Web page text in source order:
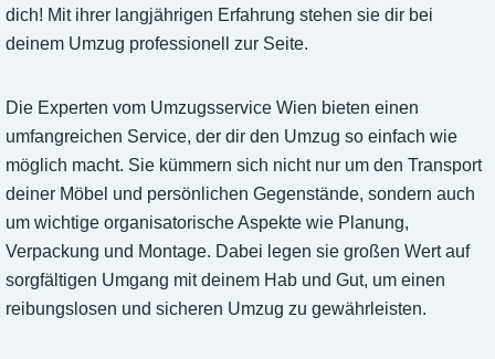
dich! Mit ihrer langjährigen Erfahrung stehen sie dir bei
deinem Umzug professionell zur Seite.
Die Experten vom Umzugsservice Wien bieten einen
umfangreichen Service, der dir den Umzug so einfach wie
möglich macht. Sie kümmern sich nicht nur um den Transport
deiner Möbel und persönlichen Gegenstände, sondern auch
um wichtige organisatorische Aspekte wie Planung,
Verpackung und Montage. Dabei legen sie großen Wert auf
sorgfältigen Umgang mit deinem Hab und Gut, um einen
reibungslosen und sicheren Umzug zu gewährleisten.